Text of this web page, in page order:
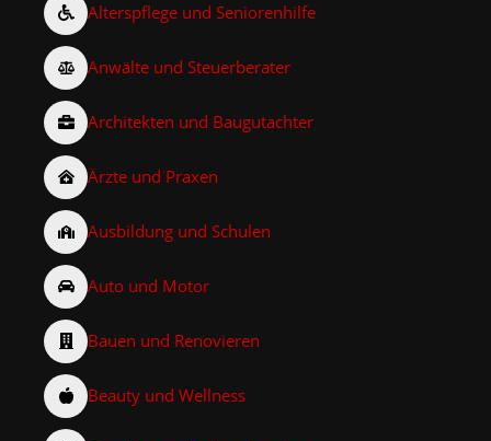
Alterspflege und Seniorenhilfe
Anwälte und Steuerberater
Architekten und Baugutachter
Ärzte und Praxen
Ausbildung und Schulen
Auto und Motor
Bauen und Renovieren
Beauty und Wellness